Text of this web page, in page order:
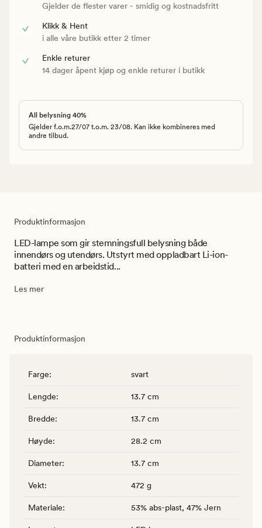
Gjelder de flester varer - smidig og kostnadsfritt
Klikk & Hent
i alle våre butikk etter 2 timer
Enkle returer
14 dager åpent kjøp og enkle returer i butikk
All belysning 40%
Gjelder f.o.m.27/07 t.o.m. 23/08. Kan ikke kombineres med
andre tilbud.
Produktinformasjon
LED-lampe som gir stemningsfull belysning både
innendørs og utendørs. Utstyrt med oppladbart Li-ion-
batteri med en arbeidstid...
Les mer
Produktinformasjon
Farge: svart
Lengde: 13.7 cm
Bredde: 13.7 cm
Høyde: 28.2 cm
Diameter: 13.7 cm
Vekt: 472 g
Materiale: 53% abs-plast, 47% Jern